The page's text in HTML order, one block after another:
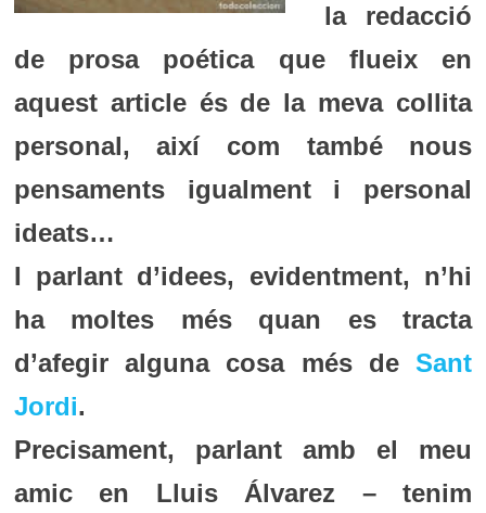
la redacció
de prosa poética que flueix en
aquest article és de la meva collita
personal, així com també nous
pensaments igualment i personal
ideats…
I parlant d’idees, evidentment, n’hi
ha moltes més quan es tracta
d’afegir alguna cosa més deSant
Jordi.
Precisament, parlant amb el meu
amic en Lluis Álvarez – tenim